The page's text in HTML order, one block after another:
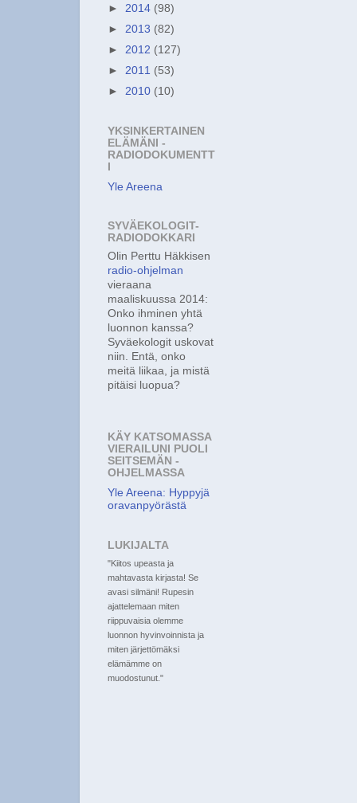
► 2014 (98)
► 2013 (82)
► 2012 (127)
► 2011 (53)
► 2010 (10)
YKSINKERTAINEN
ELÄMÄNI -
RADIODOKUMENTT
Yle Areena
SYVÄEKOLOGIT-
RADIODOKKARI
Olin Perttu Häkkisen
radio-ohjelman
vieraana
maaliskuussa 2014:
Onko ihminen yhtä
luonnon kanssa?
Syväekologit uskovat
niin. Entä, onko
meitä liikaa, ja mistä
pitäisi luopua?
KÄY KATSOMASSA
VIERAILUNI PUOLI
SEITSEMÄN -
OHJELMASSA
Yle Areena: Hyppyjä
oravanpyörästä
LUKIJALTA
"Kiitos upeasta ja
mahtavasta kirjasta! Se
avasi silmäni! Rupesin
ajattelemaan miten
riippuvaisia olemme
luonnon hyvinvoinnista ja
miten järjettömäksi
elämämme on
muodostunut."